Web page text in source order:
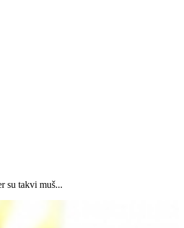
su takvi muš...